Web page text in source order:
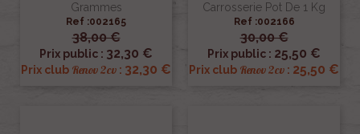
Grammes
Ref :002165
38,00 €
Prix public : 32,30 €
Prix club Renov 2cv : 32,30 €
Carrosserie Pot De 1 Kg
Ref :002166
30,00 €
Prix public : 25,50 €
Prix club Renov 2cv : 25,50 €